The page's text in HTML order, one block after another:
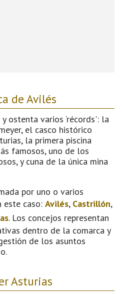
de Avilés
ostenta varios ‘récords': la
el casco histórico
la primera piscina
famosos, uno de los
y cuna de la única mina
por uno o varios
este caso: Avilés, Castrillón,
. Los concejos representan
dentro de la comarca y
de los asuntos
Asturias